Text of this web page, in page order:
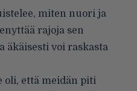
miten nuori ja
rajoja sen
äkäisesti voi raskasta
oli, että meidän piti